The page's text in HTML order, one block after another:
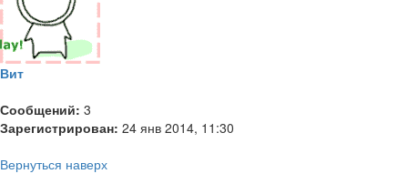
Вит
Сообщений: 3
Зарегистрирован: 24 янв 2014, 11:30
Вернуться наверх